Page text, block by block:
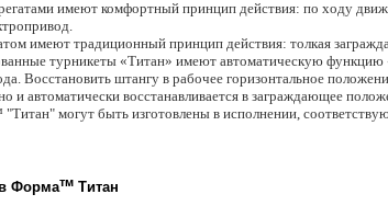
имеют комфортный принцип действия: по ходу
имеют традиционный принцип действия: толкая
турникеты «Титан» имеют автоматическую функцию
Восстановить штангу в рабочее горизонтальное
и автоматически восстанавливается в заграждающее
могут быть изготовлены в исполнении,
Форматм Титан